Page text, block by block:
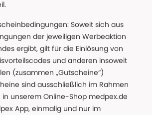
Soweit sich aus
der jeweiligen Werbeaktion
ergibt, gilt für die Einlösung von
und anderen insoweit
(zusammen „Gutscheine“)
sind ausschließlich im Rahmen
unserem Online-Shop medpex.de
App, einmalig und nur im